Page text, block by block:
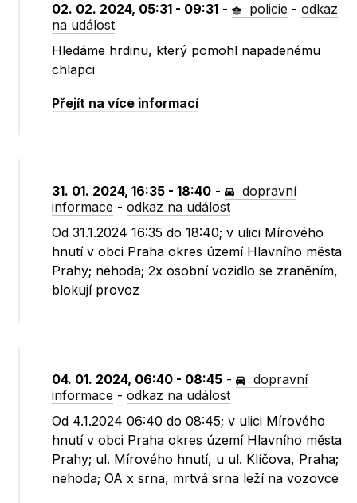
02. 02. 2024, 05:31 - 09:31 - policie -odkaz
na událost
Hledáme hrdinu, který pomohl napadenému
chlapci
Přejít na více informací
31. 01. 2024, 16:35 - 18:40 -
dopravní
informace -odkaz na událost
Od 31.1.2024 16:35 do 18:40; v ulici Mírového
hnutí v obci Praha okres území Hlavního města
Prahy; nehoda; 2x osobní vozidlo se zraněním,
blokují provoz
04. 01. 2024, 06:40 - 08:45 -
dopravní
informace -odkaz na událost
Od 4.1.2024 06:40 do 08:45; v ulici Mírového
hnutí v obci Praha okres území Hlavního města
Prahy; ul. Mírového hnutí, u ul. Klíčova, Praha;
nehoda; OA x srna, mrtvá srna leží na vozovce